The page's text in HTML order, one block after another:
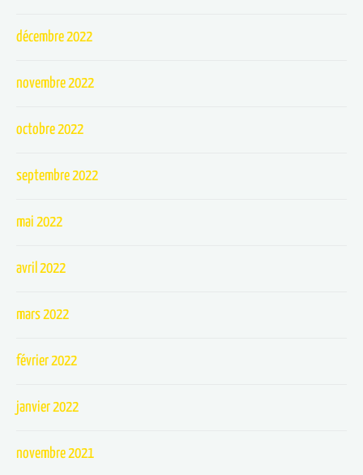
décembre 2022
novembre 2022
octobre 2022
septembre 2022
mai 2022
avril 2022
mars 2022
février 2022
janvier 2022
novembre 2021